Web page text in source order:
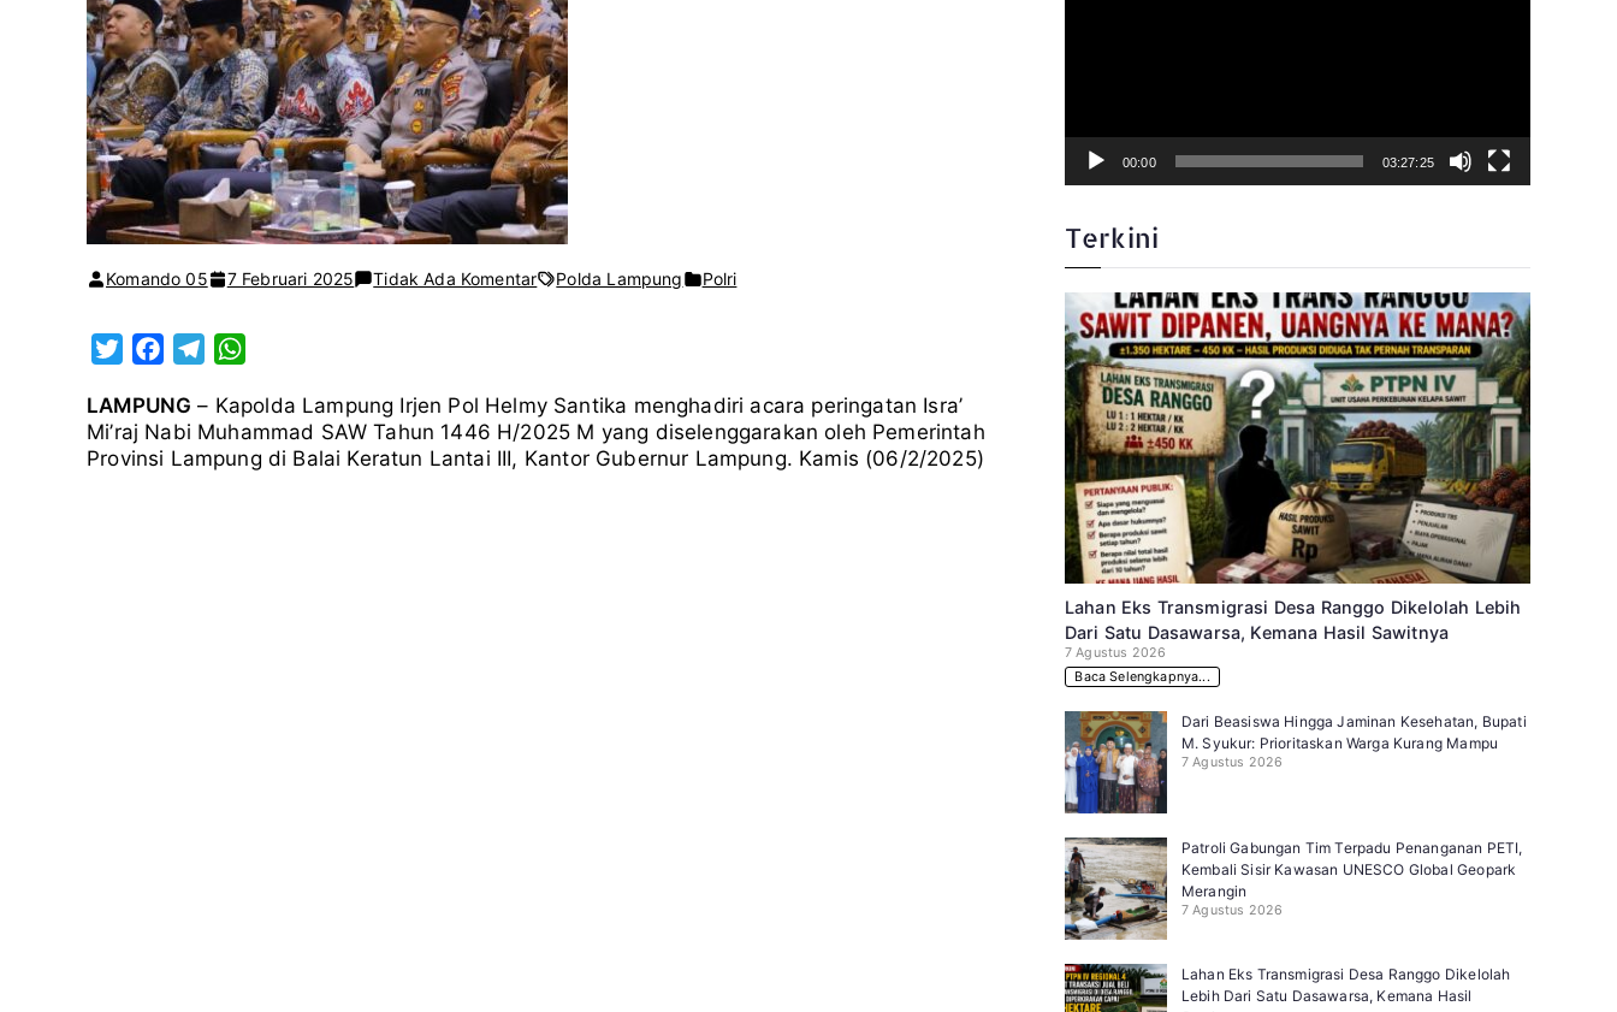
Komando 05 7 Februari 2025 Tidak Ada Komentarpada
Mi’raj
Nabi
Muhammad
SAW
Polda Lampung Polri
i
t
c
e
l
e
g
a
t
s
LAMPUNG – Kapolda Lampung Irjen Pol Helmy Santika menghadiri acara peringatan Isra’
Mi’raj Nabi Muhammad SAW Tahun 1446 H/2025 M yang diselenggarakan oleh Pemerintah
Provinsi Lampung di Balai Keratun Lantai III, Kantor Gubernur Lampung. Kamis (06/2/2025)
00:00 03:27:25
Terkini
Lahan Eks Transmigrasi Desa Ranggo Dikelolah Lebih
Dari Satu Dasawarsa, Kemana Hasil Sawitnya
7 Agustus 2026
Baca Selengkapnya...
Dari Beasiswa Hingga Jaminan Kesehatan, Bupati
M. Syukur: Prioritaskan Warga Kurang Mampu
7 Agustus 2026
Patroli Gabungan Tim Terpadu Penanganan PETI,
Kembali Sisir Kawasan UNESCO Global Geopark
Merangin
7 Agustus 2026
Lahan Eks Transmigrasi Desa Ranggo Dikelolah
Lebih Dari Satu Dasawarsa, Kemana Hasil